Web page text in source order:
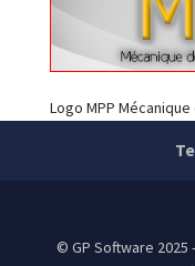
Logo MPP
© GP Software